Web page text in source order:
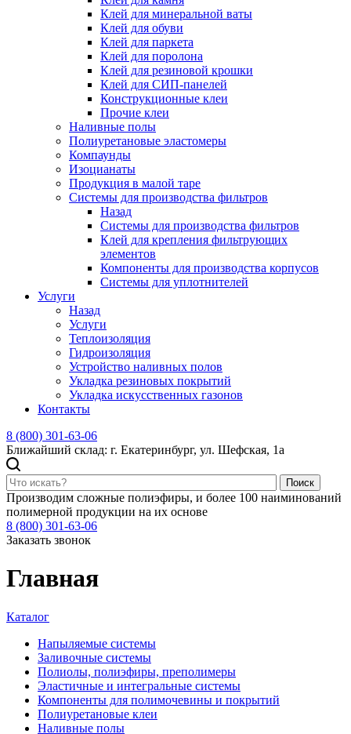
Клей для минеральной ваты
Клей для обуви
Клей для паркета
Клей для поролона
Клей для резиновой крошки
Клей для СИП-панелей
Конструкционные клеи
Прочие клеи
Наливные полы
Полиуретановые эластомеры
Компаунды
Изоцианаты
Продукция в малой таре
Системы для производства фильтров
Назад
Системы для производства фильтров
Клей для крепления фильтрующих
элементов
Компоненты для производства корпусов
Системы для уплотнителей
Услуги
Назад
Услуги
Теплоизоляция
Гидроизоляция
Устройство наливных полов
Укладка резиновых покрытий
Укладка искусственных газонов
Контакты
8 (800) 301-63-06
Ближайший склад: г. Екатеринбург, ул. Шефская, 1а
Поиск
Производим сложные полиэфиры, и более 100 наиминований
полимерной продукции на их основе
8 (800) 301-63-06
Заказать звонок
Главная
Каталог
Напыляемые системы
Заливочные системы
Полиолы, полиэфиры, преполимеры
Эластичные и интегральные системы
Компоненты для полимочевины и покрытий
Полиуретановые клеи
Наливные полы